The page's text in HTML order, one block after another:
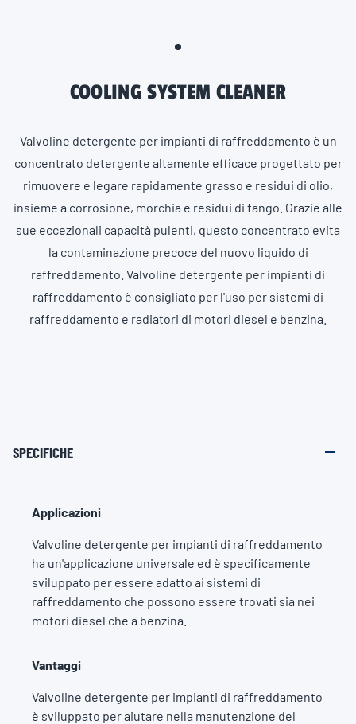
COOLING SYSTEM CLEANER
Valvoline detergente per impianti di raffreddamento è un
concentrato detergente altamente efficace progettato per
rimuovere e legare rapidamente grasso e residui di olio,
insieme a corrosione, morchia e residui di fango. Grazie alle
sue eccezionali capacità pulenti, questo concentrato evita
la contaminazione precoce del nuovo liquido di
raffreddamento. Valvoline detergente per impianti di
raffreddamento è consigliato per l'uso per sistemi di
raffreddamento e radiatori di motori diesel e benzina.
SPECIFICHE
Applicazioni
Valvoline detergente per impianti di raffreddamento
ha un'applicazione universale ed è specificamente
sviluppato per essere adatto ai sistemi di
raffreddamento che possono essere trovati sia nei
motori diesel che a benzina.
Vantaggi
Valvoline detergente per impianti di raffreddamento
è sviluppato per aiutare nella manutenzione del